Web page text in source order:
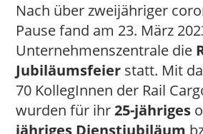
Nach über zweijähriger
Pause fand am 23. März
Unternehmenszentrale die
Jubiläumsfeier statt. Mit
70 KollegInnen der Rail
wurden für ihr25-jähriges